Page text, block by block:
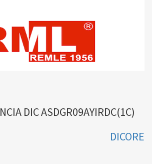
DIC ASDGR09AYIRDC(1C)
DICORE